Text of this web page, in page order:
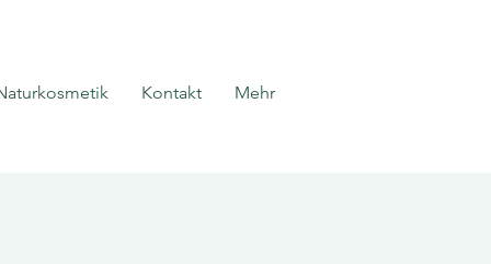
Kontakt Mehr